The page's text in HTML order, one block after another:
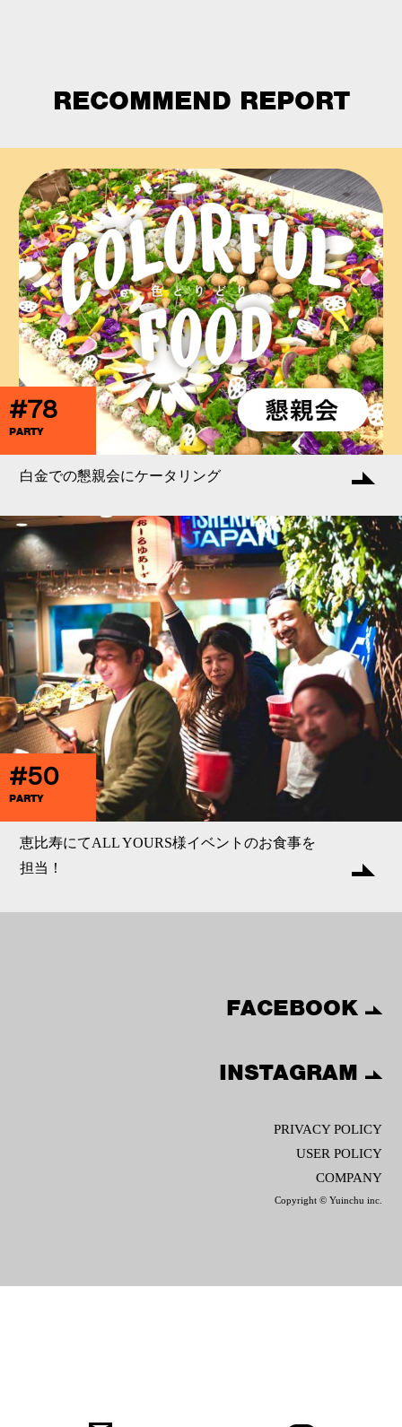
RECOMMEND REPORT
#78
PARTY
白金での懇親会にケータリング
#50
PARTY
恵比寿にてALL YOURS様イベントのお食事を
担当！
FACEBOOK
INSTAGRAM
PRIVACY POLICY
USER POLICY
COMPANY
Copyright © Yuinchu inc.